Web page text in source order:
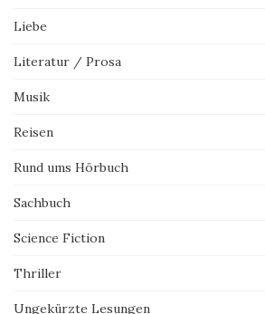
Liebe
Literatur / Prosa
Musik
Reisen
Rund ums Hörbuch
Sachbuch
Science Fiction
Thriller
Ungekürzte Lesungen